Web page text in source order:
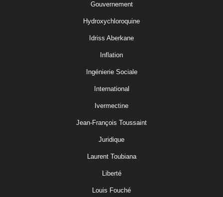
Gouvernement
Hydroxychloroquine
Idriss Aberkane
Inflation
Ingénierie Sociale
International
Ivermectine
Jean-François Toussaint
Juridique
Laurent Toubiana
Liberté
Louis Fouché